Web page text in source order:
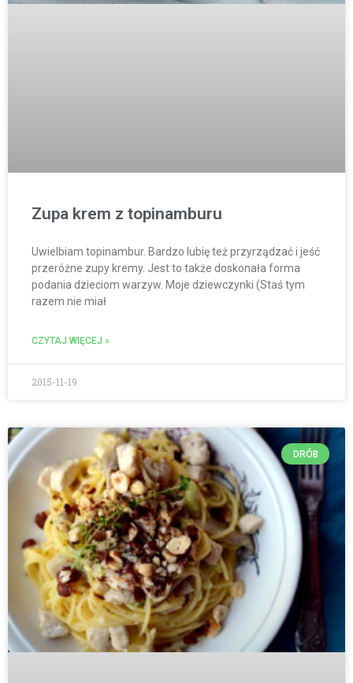
Zupa krem z topinamburu
Uwielbiam topinambur. Bardzo lubię też przyrządzać i jeść
przeróżne zupy kremy. Jest to także doskonała forma
podania dzieciom warzyw. Moje dziewczynki (Staś tym
razem nie miał
CZYTAJ WIĘCEJ »
2015-11-19
DRÓB